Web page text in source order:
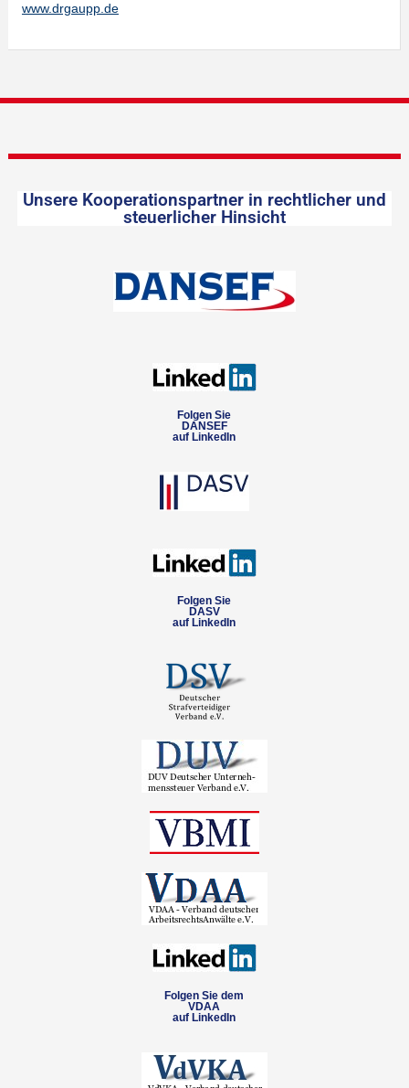
www.drgaupp.de
Unsere Kooperationspartner in rechtlicher und
steuerlicher Hinsicht
Folgen Sie
DANSEF
auf LinkedIn
Folgen Sie
DASV
auf LinkedIn
Folgen Sie dem
VDAA
auf LinkedIn